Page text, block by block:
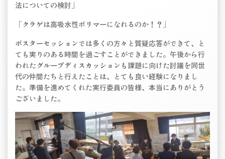
法についての検討」
「クラゲは高吸水性ポリマーになれるのか！？」
ポスターセッションでは多くの方々と質疑応答ができて、と
ても実りのある時間を過ごすことができました。午後から行
われたグループディスカッションも課題に向けた討議を同世
代の仲間たちと行えたことは、とても良い経験になりまし
た。準備を進めてくれた実行委員の皆様、本当にありがとう
ございました。